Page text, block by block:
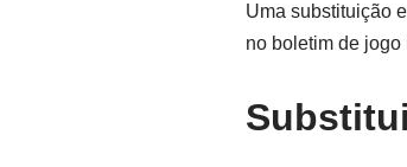
Uma substituição
no boletim de